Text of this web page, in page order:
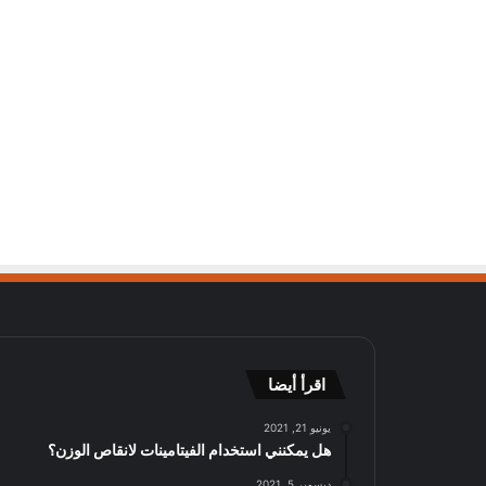
اقرأ أيضا
يونيو 21, 2021
هل يمكنني استخدام الفيتامينات لانقاص الوزن؟